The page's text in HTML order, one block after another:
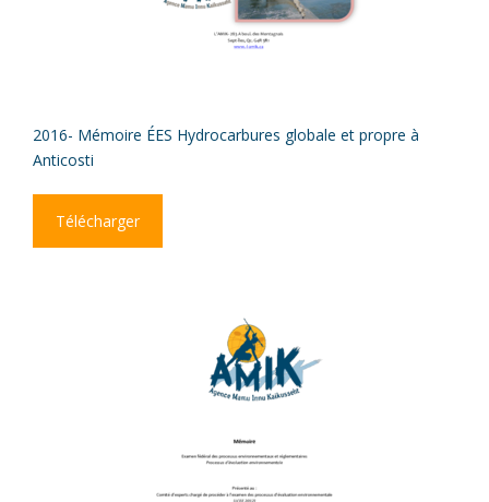
2016- Mémoire ÉES Hydrocarbures globale et propre à
Anticosti
Télécharger